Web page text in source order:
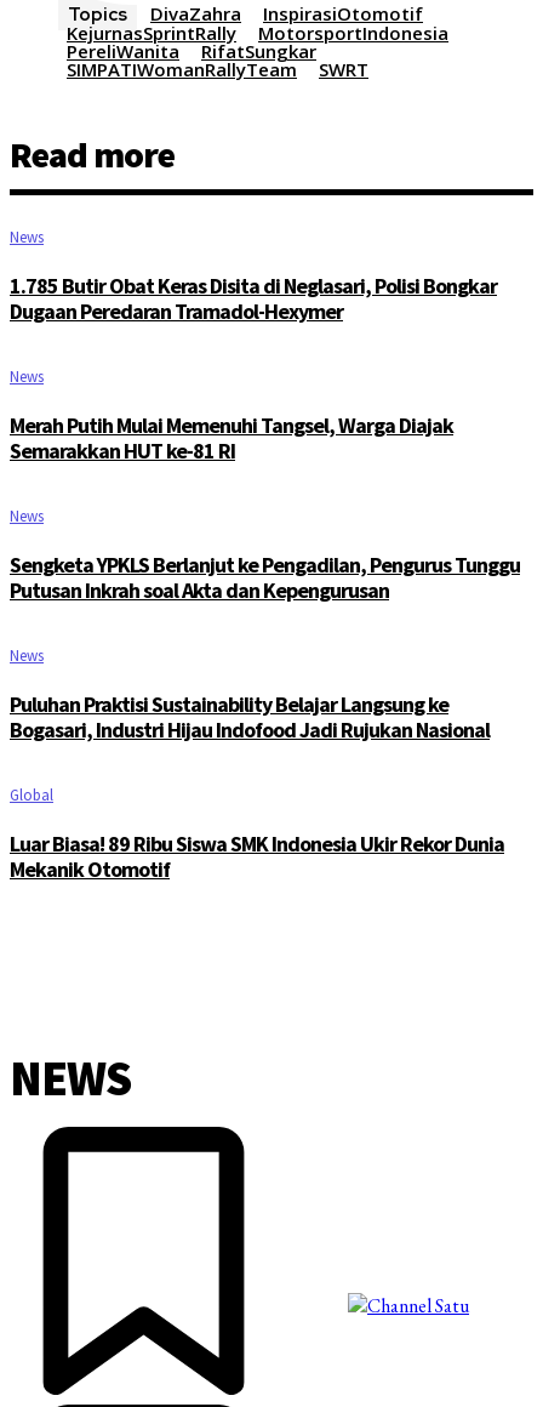
Topics DivaZahra
InspirasiOtomotif
KejurnasSprintRally
MotorsportIndonesia
PereliWanita RifatSungkar
SIMPATIWomanRallyTeam SWRT
Read more
News
1.785 Butir Obat Keras Disita di Neglasari, Polisi Bongkar
Dugaan Peredaran Tramadol-Hexymer
News
Merah Putih Mulai Memenuhi Tangsel, Warga Diajak
Semarakkan HUT ke-81 RI
News
Sengketa YPKLS Berlanjut ke Pengadilan, Pengurus Tunggu
Putusan Inkrah soal Akta dan Kepengurusan
News
Puluhan Praktisi Sustainability Belajar Langsung ke
Bogasari, Industri Hijau Indofood Jadi Rujukan Nasional
Global
Luar Biasa! 89 Ribu Siswa SMK Indonesia Ukir Rekor Dunia
Mekanik Otomotif
NEWS